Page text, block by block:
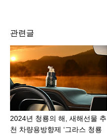
관련글
2024년 청룡의 해, 새해선물 추
천 차량용방향제 ‘그라스 청룡